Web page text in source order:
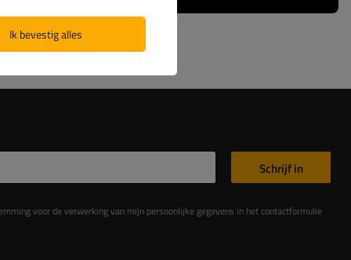
van mijn persoonlijke gegevens in het contactformulier in overeenstemming met de Verordening van het Europees Parlement en de Raad (EU)
Schrijf in
Ik bevestig alles